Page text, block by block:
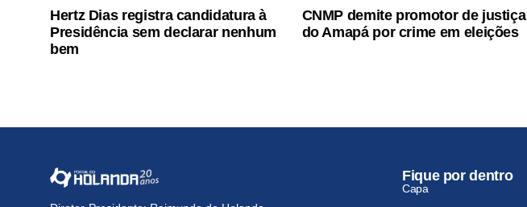
Hertz Dias registra candidatura à
Presidência sem declarar nenhum
bem
CNMP demite promotor de justiça
do Amapá por crime em eleições
Fique por dentro
Capa